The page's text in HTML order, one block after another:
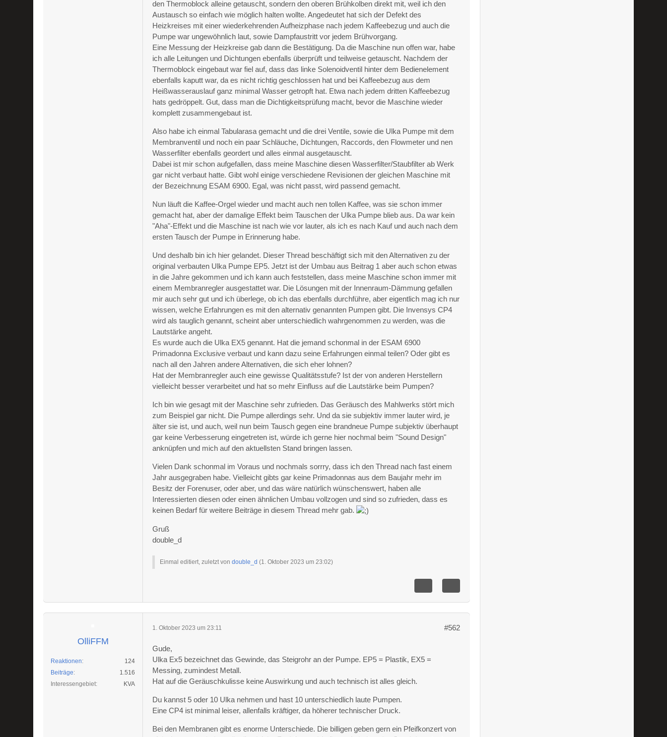
den Thermoblock alleine getauscht, sondern den oberen Brühkolben direkt mit, weil ich den
Austausch so einfach wie möglich halten wollte. Angedeutet hat sich der Defekt des
Heizkreises mit einer wiederkehrenden Aufheizphase nach jedem Kaffeebezug und auch die
Pumpe war ungewöhnlich laut, sowie Dampfaustritt vor jedem Brühvorgang.
Eine Messung der Heizkreise gab dann die Bestätigung. Da die Maschine nun offen war, habe
ich alle Leitungen und Dichtungen ebenfalls überprüft und teilweise getauscht. Nachdem der
Thermoblock eingebaut war fiel auf, dass das linke Solenoidventil hinter dem Bedienelement
ebenfalls kaputt war, da es nicht richtig geschlossen hat und bei Kaffeebezug aus dem
Heißwasserauslauf ganz minimal Wasser getropft hat. Etwa nach jedem dritten Kaffeebezug
hats gedröppelt. Gut, dass man die Dichtigkeitsprüfung macht, bevor die Maschine wieder
komplett zusammengebaut ist.
Also habe ich einmal Tabularasa gemacht und die drei Ventile, sowie die Ulka Pumpe mit dem
Membranventil und noch ein paar Schläuche, Dichtungen, Raccords, den Flowmeter und nen
Wasserfilter ebenfalls geordert und alles einmal ausgetauscht.
Dabei ist mir schon aufgefallen, dass meine Maschine diesen Wasserfilter/Staubfilter ab Werk
gar nicht verbaut hatte. Gibt wohl einige verschiedene Revisionen der gleichen Maschine mit
der Bezeichnung ESAM 6900. Egal, was nicht passt, wird passend gemacht.
Nun läuft die Kaffee-Orgel wieder und macht auch nen tollen Kaffee, was sie schon immer
gemacht hat, aber der damalige Effekt beim Tauschen der Ulka Pumpe blieb aus. Da war kein
"Aha"-Effekt und die Maschine ist nach wie vor lauter, als ich es nach Kauf und auch nach dem
ersten Tausch der Pumpe in Erinnerung habe.
Und deshalb bin ich hier gelandet. Dieser Thread beschäftigt sich mit den Alternativen zu der
original verbauten Ulka Pumpe EP5. Jetzt ist der Umbau aus Beitrag 1 aber auch schon etwas
in die Jahre gekommen und ich kann auch feststellen, dass meine Maschine schon immer mit
einem Membranregler ausgestattet war. Die Lösungen mit der Innenraum-Dämmung gefallen
mir auch sehr gut und ich überlege, ob ich das ebenfalls durchführe, aber eigentlich mag ich nur
wissen, welche Erfahrungen es mit den alternativ genannten Pumpen gibt. Die Invensys CP4
wird als tauglich genannt, scheint aber unterschiedlich wahrgenommen zu werden, was die
Lautstärke angeht.
Es wurde auch die Ulka EX5 genannt. Hat die jemand schonmal in der ESAM 6900
Primadonna Exclusive verbaut und kann dazu seine Erfahrungen einmal teilen? Oder gibt es
nach all den Jahren andere Alternativen, die sich eher lohnen?
Hat der Membranregler auch eine gewisse Qualitätsstufe? Ist der von anderen Herstellern
vielleicht besser verarbeitet und hat so mehr Einfluss auf die Lautstärke beim Pumpen?
Ich bin wie gesagt mit der Maschine sehr zufrieden. Das Geräusch des Mahlwerks stört mich
zum Beispiel gar nicht. Die Pumpe allerdings sehr. Und da sie subjektiv immer lauter wird, je
älter sie ist, und auch, weil nun beim Tausch gegen eine brandneue Pumpe subjektiv überhaupt
gar keine Verbesserung eingetreten ist, würde ich gerne hier nochmal beim "Sound Design"
anknüpfen und mich auf den aktuellsten Stand bringen lassen.
Vielen Dank schonmal im Voraus und nochmals sorrry, dass ich den Thread nach fast einem
Jahr ausgegraben habe. Vielleicht gibts gar keine Primadonnas aus dem Baujahr mehr im
Besitz der Forenuser, oder aber, und das wäre natürlich wünschenswert, haben alle
Interessierten diesen oder einen ähnlichen Umbau vollzogen und sind so zufrieden, dass es
keinen Bedarf für weitere Beiträge in diesem Thread mehr gab.
Gruß
double_d
Einmal editiert, zuletzt vondouble_d (1. Oktober 2023 um 23:02)
OlliFFM
Reaktionen
124
Beiträge
1.516
Interessengebiet
KVA
1. Oktober 2023 um 23:11 #562
Gude,
Ulka Ex5 bezeichnet das Gewinde, das Steigrohr an der Pumpe. EP5 = Plastik, EX5 =
Messing, zumindest Metall.
Hat auf die Geräuschkulisse keine Auswirkung und auch technisch ist alles gleich.
Du kannst 5 oder 10 Ulka nehmen und hast 10 unterschiedlich laute Pumpen.
Eine CP4 ist minimal leiser, allenfalls kräftiger, da höherer technischer Druck.
Bei den Membranen gibt es enorme Unterschiede. Die billigen geben gern ein Pfeifkonzert von